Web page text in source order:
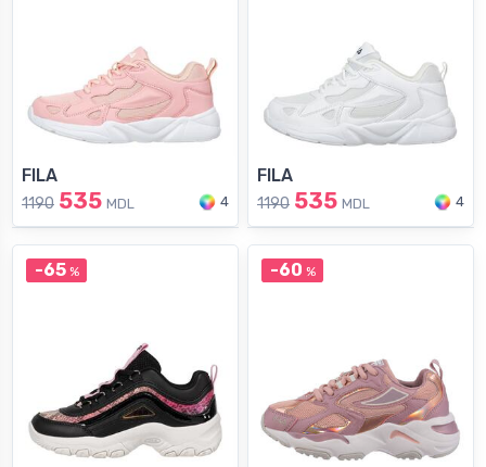
FILA
1190 535 MDL 4
FILA
1190 535 MDL 4
-65% -60 %